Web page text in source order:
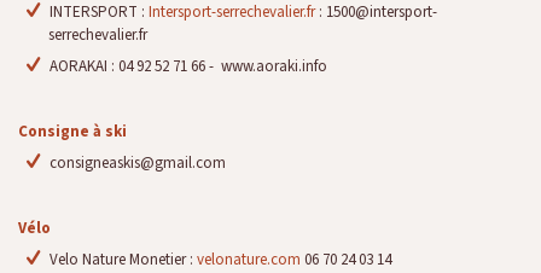
INTERSPORT : Intersport-serrechevalier.fr: 1500@intersport-
serrechevalier.fr
AORAKAI : 04 92 52 71 66 - www.aoraki.info
Consigne à ski
consigneaskis@gmail.com
Vélo
Velo Nature Monetier : velonature.com 06 70 24 03 14